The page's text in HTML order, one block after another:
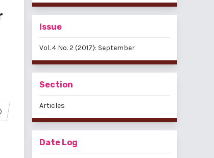
Issue
Vol. 4 No. 2 (2017): September
Section
Articles
Date Log